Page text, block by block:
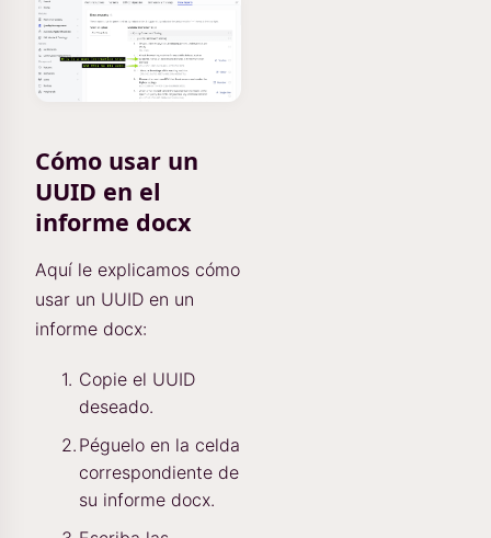
Cómo usar un
UUID en el
informe docx
Aquí le explicamos cómo
usar un UUID en un
informe docx:
Copie el UUID
deseado.
Péguelo en la celda
correspondiente de
su informe docx.